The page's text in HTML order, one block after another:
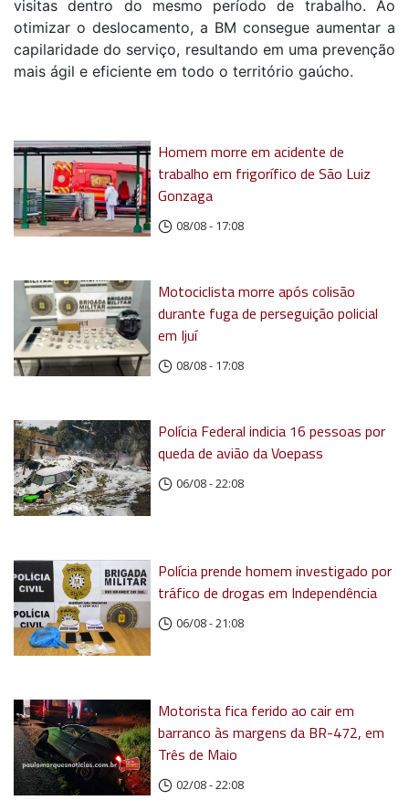
visitas dentro do mesmo período de trabalho. Ao
otimizar o deslocamento, a BM consegue aumentar a
capilaridade do serviço, resultando em uma prevenção
mais ágil e eficiente em todo o território gaúcho.
Homem morre em acidente de
trabalho em frigorífico de São Luiz
Gonzaga
08/08 - 17:08
Motociclista morre após colisão
durante fuga de perseguição policial
em Ijuí
08/08 - 17:08
Polícia Federal indicia 16 pessoas por
queda de avião da Voepass
06/08 - 22:08
Polícia prende homem investigado por
tráfico de drogas em Independência
06/08 - 21:08
Motorista fica ferido ao cair em
barranco às margens da BR-472, em
Três de Maio
02/08 - 22:08